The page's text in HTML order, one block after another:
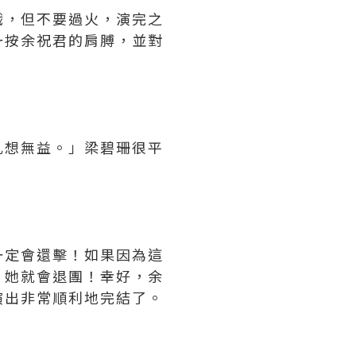
但不要過火，演完之
余祝君的肩膊，並對
無益。」梁碧珊很平
會還擊！如果因為這
就會退團！幸好，余
非常順利地完結了。